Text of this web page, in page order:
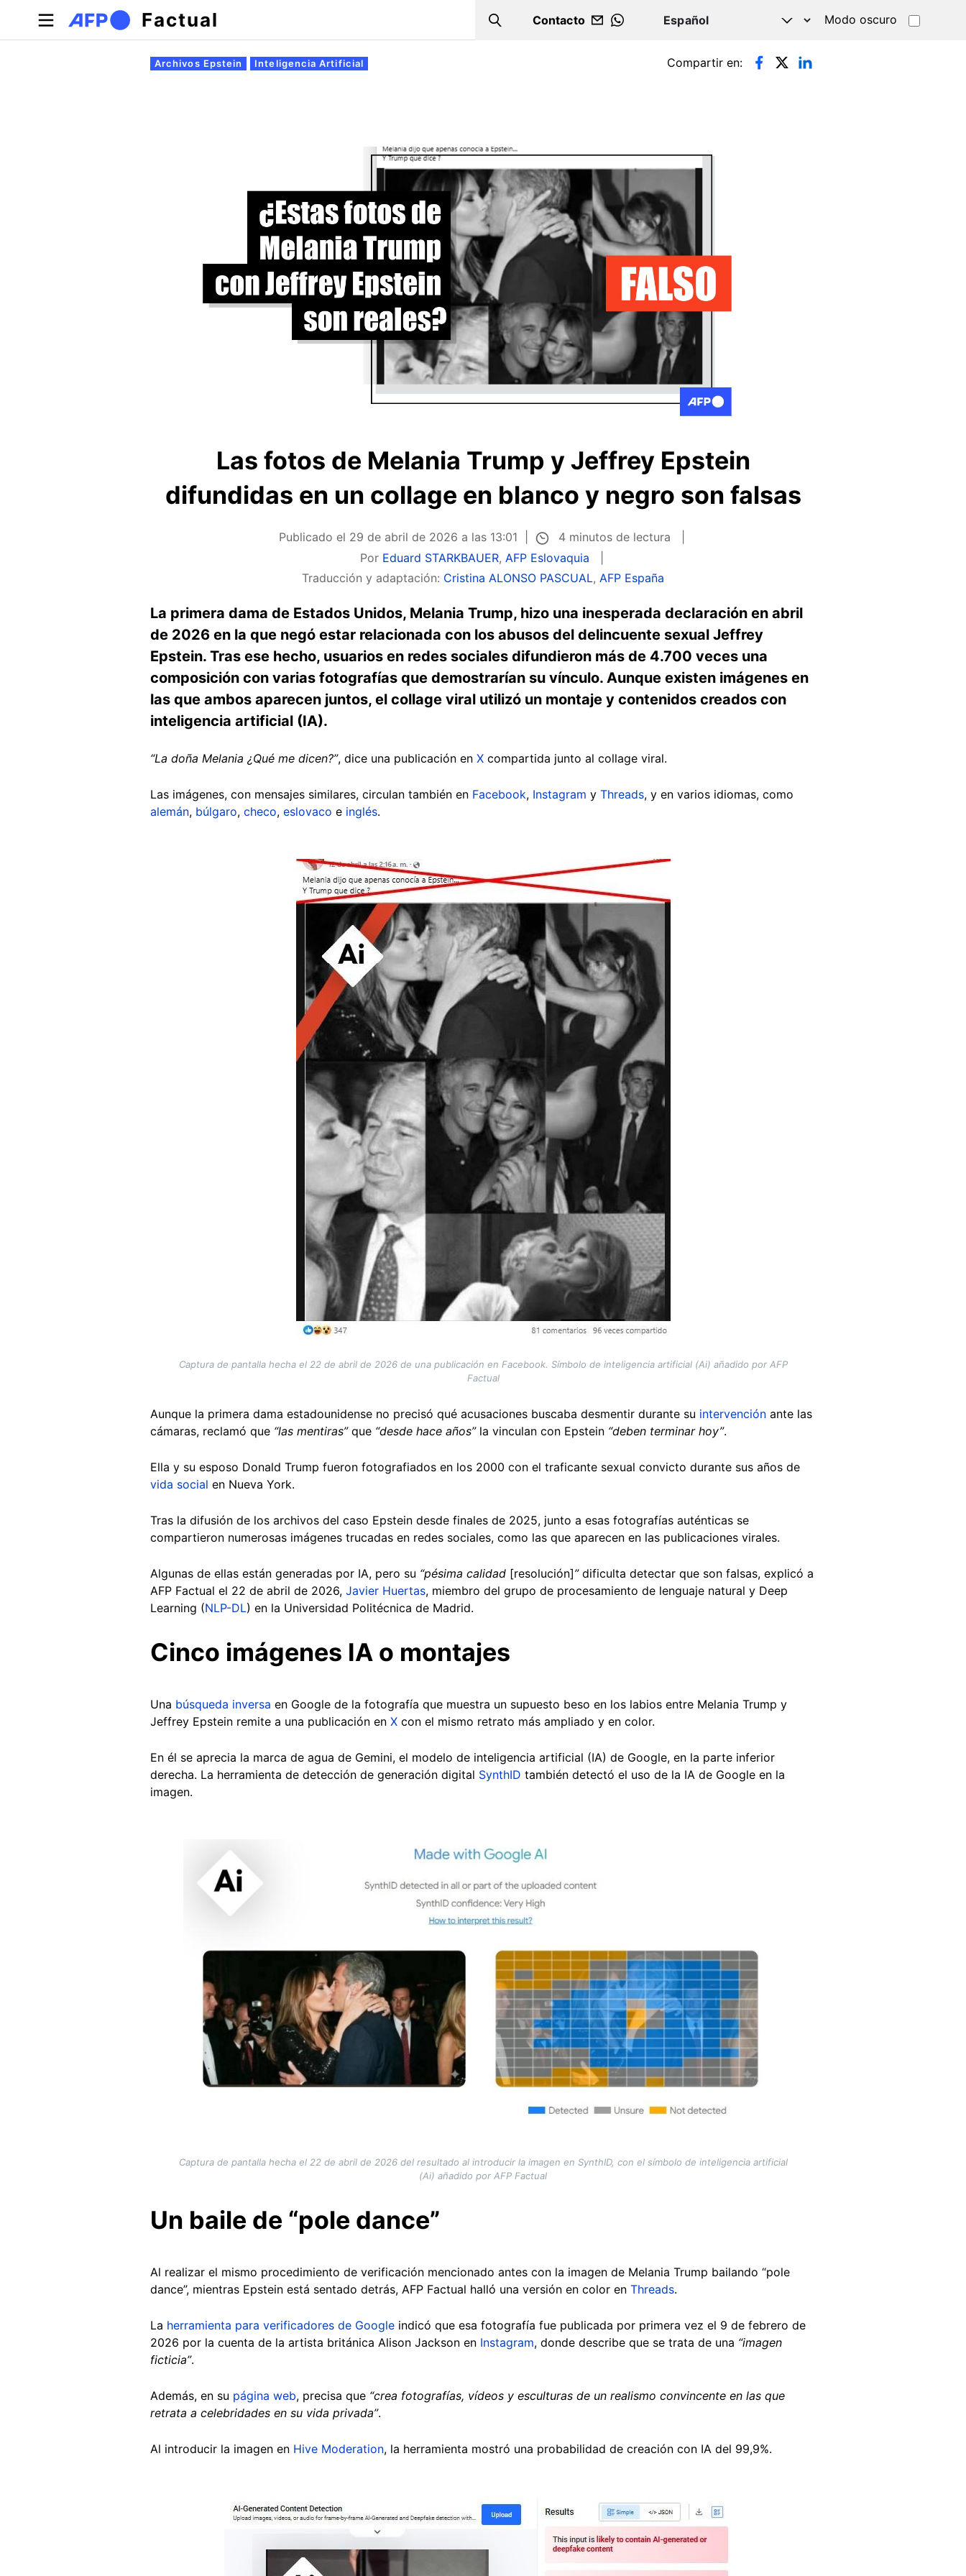
Pasar al contenido principal
Factual Search
Contacto
WHATSAPP
Modo oscuro
Solapas principales
Archivos Epstein Inteligencia Artificial Compartir en:
Las fotos de Melania Trump y Jeffrey Epstein
difundidas en un collage en blanco y negro son falsas
Publicado el 29 de abril de 2026 a las 13:01
4 minutos de lectura
Por Eduard STARKBAUER, AFP Eslovaquia
Traducción y adaptación: Cristina ALONSO PASCUAL, AFP España
La primera dama de Estados Unidos, Melania Trump, hizo una inesperada declaración en abril
de 2026 en la que negó estar relacionada con los abusos del delincuente sexual Jeffrey
Epstein. Tras ese hecho, usuarios en redes sociales difundieron más de 4.700 veces una
composición con varias fotografías que demostrarían su vínculo. Aunque existen imágenes en
las que ambos aparecen juntos, el collage viral utilizó un montaje y contenidos creados con
inteligencia artificial (IA).
“La doña Melania ¿Qué me dicen?”, dice una publicación en X compartida junto al collage viral.
Las imágenes, con mensajes similares, circulan también en Facebook, Instagram y Threads, y en varios idiomas, como
alemán, búlgaro, checo, eslovaco e inglés.
Captura de pantalla hecha el 22 de abril de 2026 de una publicación en Facebook. Símbolo de inteligencia artificial (Ai) añadido por AFP
Factual
Aunque la primera dama estadounidense no precisó qué acusaciones buscaba desmentir durante su intervención ante las
cámaras, reclamó que “las mentiras” que “desde hace años” la vinculan con Epstein “deben terminar hoy”.
Ella y su esposo Donald Trump fueron fotografiados en los 2000 con el traficante sexual convicto durante sus años de
vida social en Nueva York.
Tras la difusión de los archivos del caso Epstein desde finales de 2025, junto a esas fotografías auténticas se
compartieron numerosas imágenes trucadas en redes sociales, como las que aparecen en las publicaciones virales.
Algunas de ellas están generadas por IA, pero su “pésima calidad [resolución]” dificulta detectar que son falsas, explicó a
AFP Factual el 22 de abril de 2026, Javier Huertas, miembro del grupo de procesamiento de lenguaje natural y Deep
Learning (NLP-DL) en la Universidad Politécnica de Madrid.
Cinco imágenes IA o montajes
Una búsqueda inversa en Google de la fotografía que muestra un supuesto beso en los labios entre Melania Trump y
Jeffrey Epstein remite a una publicación en X con el mismo retrato más ampliado y en color.
En él se aprecia la marca de agua de Gemini, el modelo de inteligencia artificial (IA) de Google, en la parte inferior
derecha. La herramienta de detección de generación digital SynthID también detectó el uso de la IA de Google en la
imagen.
Captura de pantalla hecha el 22 de abril de 2026 del resultado al introducir la imagen en SynthID, con el símbolo de inteligencia artificial
(Ai) añadido por AFP Factual
Un baile de “pole dance”
Al realizar el mismo procedimiento de verificación mencionado antes con la imagen de Melania Trump bailando “pole
dance”, mientras Epstein está sentado detrás, AFP Factual halló una versión en color en Threads.
La herramienta para verificadores de Google indicó que esa fotografía fue publicada por primera vez el 9 de febrero de
2026 por la cuenta de la artista británica Alison Jackson en Instagram, donde describe que se trata de una “imagen
ficticia”.
Además, en su página web, precisa que “crea fotografías, vídeos y esculturas de un realismo convincente en las que
retrata a celebridades en su vida privada”.
Al introducir la imagen en Hive Moderation, la herramienta mostró una probabilidad de creación con IA del 99,9%.